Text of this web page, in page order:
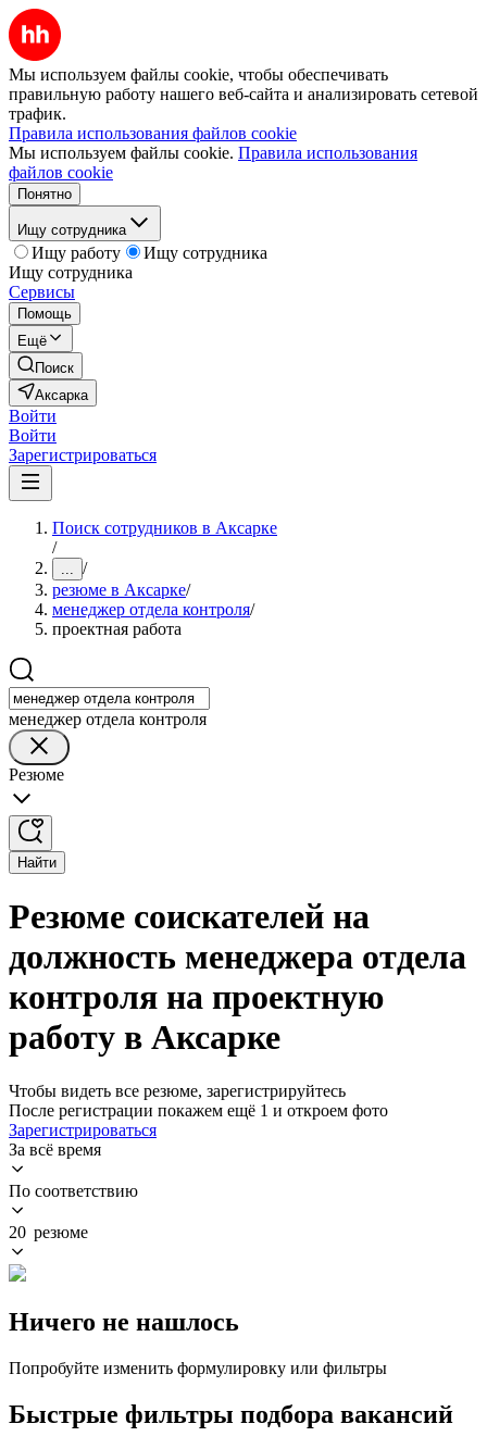
Мы используем файлы cookie, чтобы обеспечивать
правильную работу нашего веб-сайта и анализировать сетевой
трафик.
Правила использования файлов cookie
Мы используем файлы cookie. Правила использования
файлов cookie
Понятно
Ищу сотрудника
Ищу работу
Ищу сотрудника
Ищу сотрудника
Сервисы
Помощь
Ещё
Поиск
Аксарка
Войти
Войти
Зарегистрироваться
Поиск сотрудников в Аксарке
/
... /
резюме в Аксарке/
менеджер отдела контроля/
проектная работа
менеджер отдела контроля
Резюме
Найти
Резюме соискателей на
должность менеджера отдела
контроля на проектную
работу в Аксарке
Чтобы видеть все резюме, зарегистрируйтесь
После регистрации покажем ещё 1 и откроем фото
Зарегистрироваться
За всё время
По соответствию
20 резюме
Ничего не нашлось
Попробуйте изменить формулировку или фильтры
Быстрые фильтры подбора вакансий